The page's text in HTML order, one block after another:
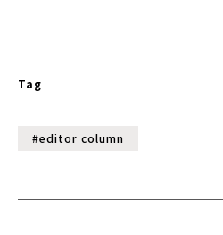
Tag
#editor column